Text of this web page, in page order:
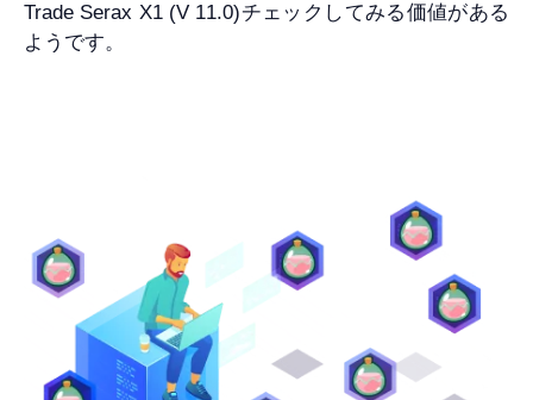
Trade Serax X1 (V 11.0)チェックしてみる価値がある
ようです。